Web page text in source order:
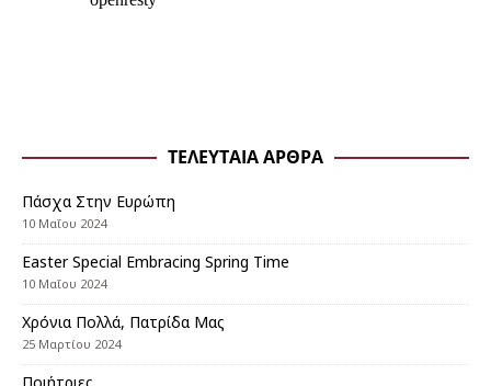
ΤΕΛΕΥΤΑΊΑ ΆΡΘΡΑ
Πάσχα Στην Ευρώπη
10 Μαΐου 2024
Εaster Special Embracing Spring Time
10 Μαΐου 2024
Χρόνια Πολλά, Πατρίδα Μας
25 Μαρτίου 2024
Ποιήτριες